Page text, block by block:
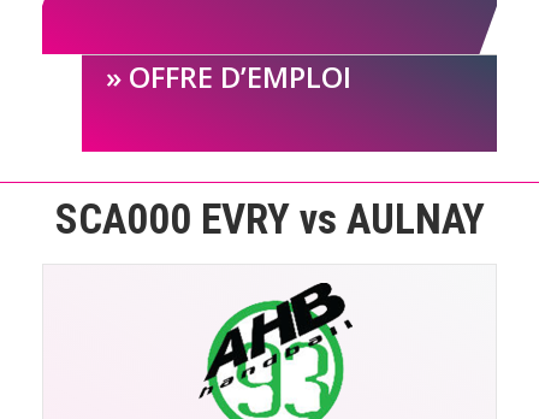
OFFRE D’EMPLOI
SCA000 EVRY vs AULNAY